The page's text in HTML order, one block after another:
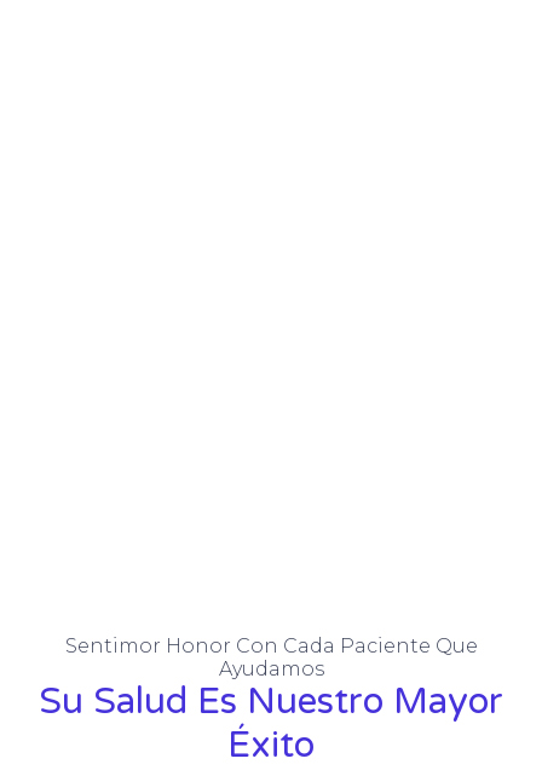
Sentimor Honor Con Cada Paciente Que
Ayudamos
Su Salud Es Nuestro Mayor
Éxito